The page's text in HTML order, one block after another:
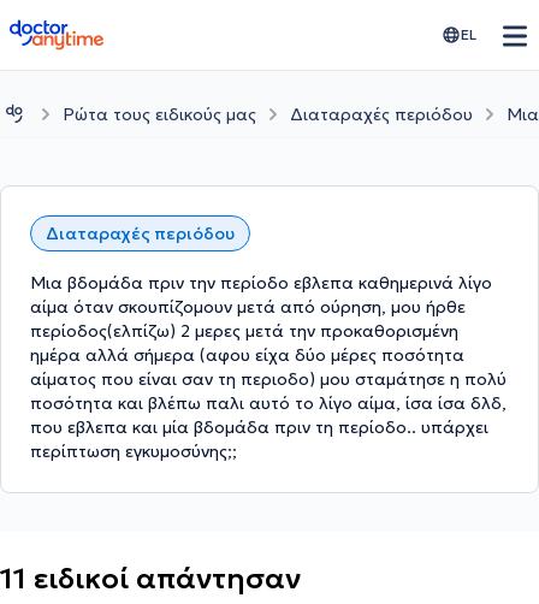
doctoranytime EL
Ρώτα τους ειδικούς μας Διαταραχές περιόδου
Διαταραχές περιόδου
Μια βδομάδα πριν την περίοδο εβλεπα καθημερινά λίγο
αίμα όταν σκουπίζομουν μετά από ούρηση, μου ήρθε
περίοδος(ελπίζω) 2 μερες μετά την προκαθορισμένη
ημέρα αλλά σήμερα (αφου είχα δύο μέρες ποσότητα
αίματος που είναι σαν τη περιοδο) μου σταμάτησε η πολύ
ποσότητα και βλέπω παλι αυτό το λίγο αίμα, ίσα ίσα δλδ,
που εβλεπα και μία βδομάδα πριν τη περίοδο.. υπάρχει
περίπτωση εγκυμοσύνης;;
11 ειδικοί απάντησαν